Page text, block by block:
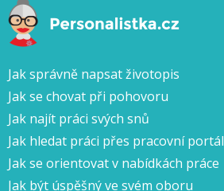
Jak správně napsat životopis
Jak se chovat při pohovoru
Jak najít práci svých snů
Jak hledat práci přes pracovní portál
Jak se orientovat v nabídkách práce
Jak být úspěšný ve svém oboru